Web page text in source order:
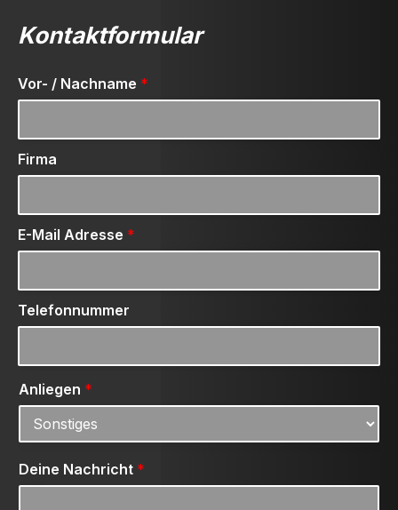
Kontaktformular
Vor- / Nachname *
Firma
E-Mail Adresse *
Telefonnummer
Anliegen *
Deine Nachricht *